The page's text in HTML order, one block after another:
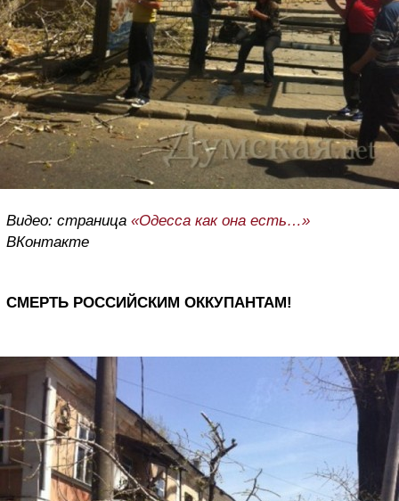
Видео: страница «Одесса как она есть…»
ВКонтакте
СМЕРТЬ РОССИЙСКИМ ОККУПАНТАМ!